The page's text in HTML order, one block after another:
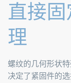
直接
理
螺纹的几何形状
决定了紧固件的